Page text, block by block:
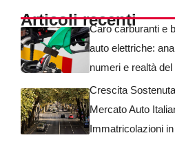
Articoli recenti
Caro carburanti e
auto elettriche:
numeri e realtà
Crescita
Mercato Auto
Immatricolazioni